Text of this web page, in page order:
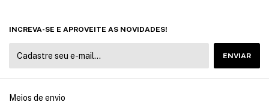
INCREVA-SE E APROVEITE AS NOVIDADES!
Meios de envio